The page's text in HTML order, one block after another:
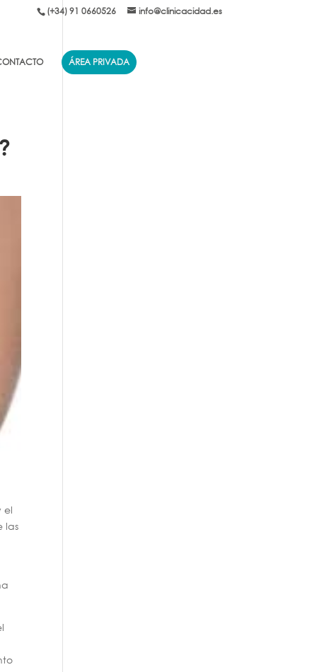
(+34) 91 0660526 info@clinicacidad.es
ÁREA PRIVADA
el
las